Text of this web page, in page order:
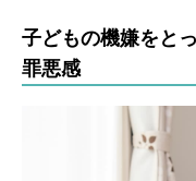
子どもの機嫌をと
罪悪感